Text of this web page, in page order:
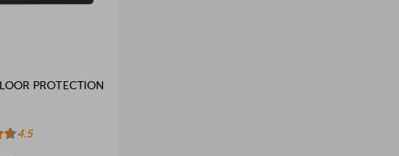
PROTECTION
4.5